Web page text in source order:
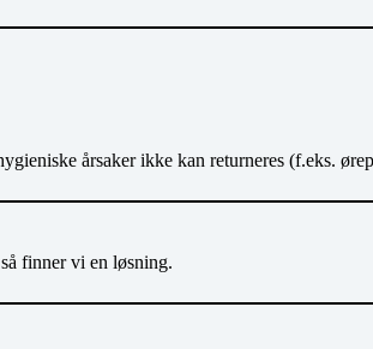
årsaker ikke kan returneres (f.eks.
finner vi en løsning.